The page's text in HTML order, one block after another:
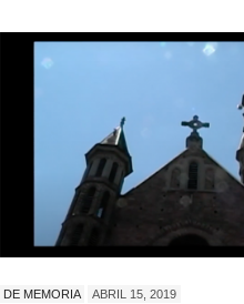
DE MEMORIA ABRIL 15, 2019